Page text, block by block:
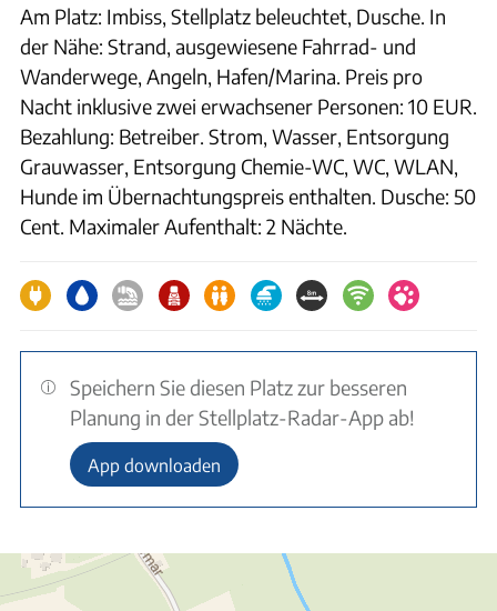
Am Platz: Imbiss, Stellplatz beleuchtet, Dusche. In
der Nähe: Strand, ausgewiesene Fahrrad- und
Wanderwege, Angeln, Hafen/Marina. Preis pro
Nacht inklusive zwei erwachsener Personen: 10 EUR.
Bezahlung: Betreiber. Strom, Wasser, Entsorgung
Grauwasser, Entsorgung Chemie-WC, WC, WLAN,
Hunde im Übernachtungspreis enthalten. Dusche: 50
Cent. Maximaler Aufenthalt: 2 Nächte.
Speichern Sie diesen Platz zur besseren
Planung in der Stellplatz-Radar-App ab!
App downloaden